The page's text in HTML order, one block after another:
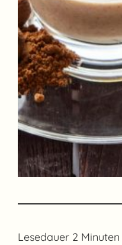
Lesedauer 2 Minuten